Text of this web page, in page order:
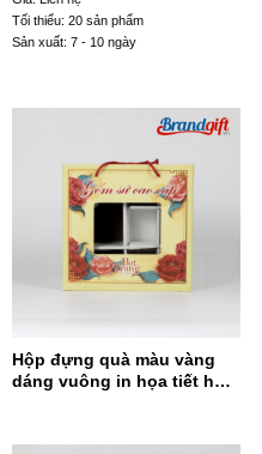
Tối thiểu: 20 sản phẩm
Sản xuất: 7 - 10 ngày
Hộp đựng quà màu vàng
dáng vuông in họa tiết hoa